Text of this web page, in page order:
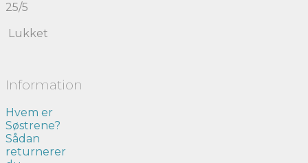
25/5
Lukket
Information
Hvem er
Søstrene?
Sådan
returnerer